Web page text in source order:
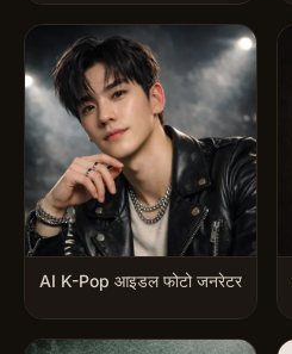
AI K-Pop आइडल फोटो जनरेटर